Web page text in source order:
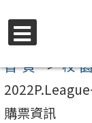
要
內
選
單
首頁>校
購票資訊